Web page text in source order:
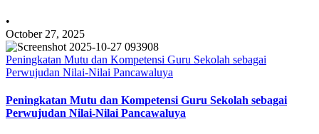
•
October 27, 2025
Peningkatan Mutu dan Kompetensi Guru Sekolah sebagai
Perwujudan Nilai-Nilai Pancawaluya
Peningkatan Mutu dan Kompetensi Guru Sekolah sebagai
Perwujudan Nilai-Nilai Pancawaluya